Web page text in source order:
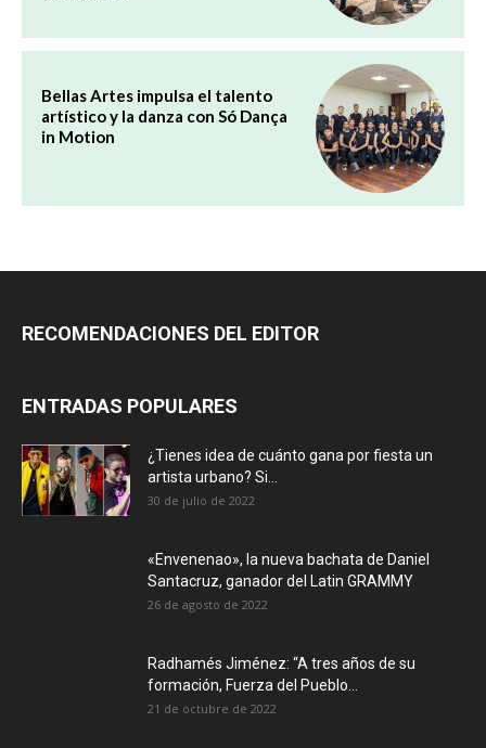
Bellas Artes impulsa el talento
artístico y la danza con Só Dança
in Motion
RECOMENDACIONES DEL EDITOR
ENTRADAS POPULARES
¿Tienes idea de cuánto gana por fiesta un
artista urbano? Si...
30 de julio de 2022
«Envenenao», la nueva bachata de Daniel
Santacruz, ganador del Latin GRAMMY
26 de agosto de 2022
Radhamés Jiménez: “A tres años de su
formación, Fuerza del Pueblo...
21 de octubre de 2022